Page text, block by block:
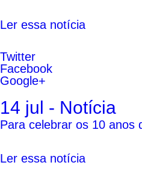
Ler essa notícia
Twitter
Facebook
Google+
14 jul - Notícia
Para celebrar os 10 anos
Ler essa notícia